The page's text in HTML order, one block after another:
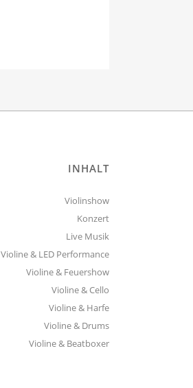
INHALT
Violinshow
Konzert
Live Musik
Violine & LED Performance
Violine & Feuershow
Violine & Cello
Violine & Harfe
Violine & Drums
Violine & Beatboxer